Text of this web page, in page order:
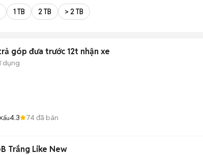
1 TB 2 TB > 2 TB
góp đưa trước 12t nhận xe
dụng
4.3 74đã bán
Trắng Like New